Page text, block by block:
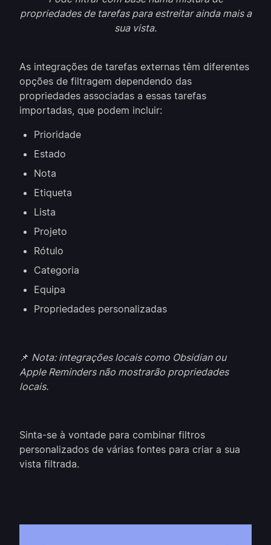
propriedades de tarefas para estreitar ainda mais a
sua vista.
As integrações de tarefas externas têm diferentes
opções de filtragem dependendo das
propriedades associadas a essas tarefas
importadas, que podem incluir:
Prioridade
Estado
Nota
Etiqueta
Lista
Projeto
Rótulo
Categoria
Equipa
Propriedades personalizadas
📌 Nota: integrações locais como Obsidian ou
Apple Reminders não mostrarão propriedades
locais.
Sinta-se à vontade para combinar filtros
personalizados de várias fontes para criar a sua
vista filtrada.